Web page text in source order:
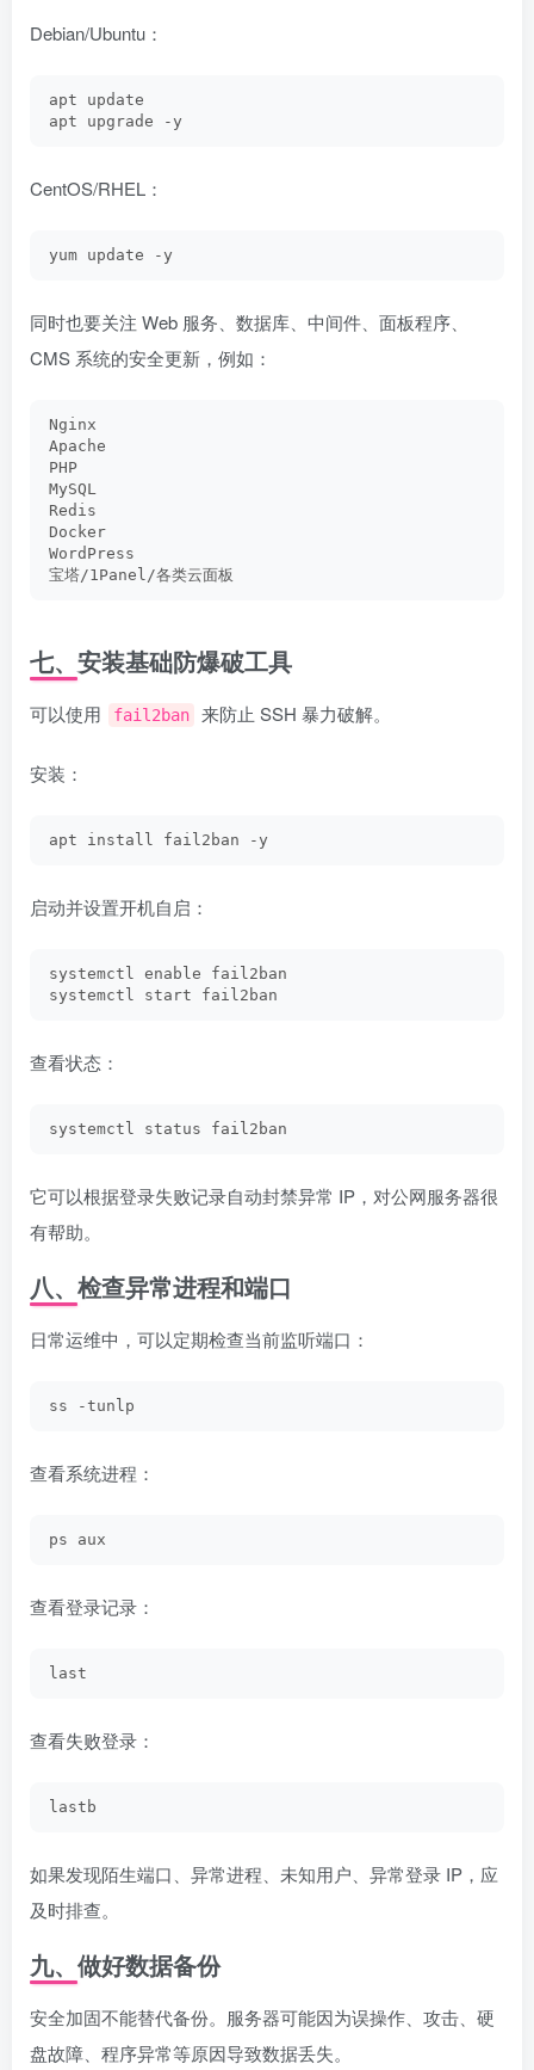
Debian/Ubuntu：
apt update
apt upgrade -y
CentOS/RHEL：
yum update -y
同时也要关注 Web 服务、数据库、中间件、面板程序、
CMS 系统的安全更新，例如：
Nginx
Apache
PHP
MySQL
Redis
Docker
WordPress
宝塔/1Panel/各类云面板
七、安装基础防爆破工具
可以使用 fail2ban 来防止 SSH 暴力破解。
安装：
apt install fail2ban -y
启动并设置开机自启：
systemctl enable fail2ban
systemctl start fail2ban
查看状态：
systemctl status fail2ban
它可以根据登录失败记录自动封禁异常 IP，对公网服务器很
有帮助。
八、检查异常进程和端口
日常运维中，可以定期检查当前监听端口：
ss -tunlp
查看系统进程：
ps aux
查看登录记录：
last
查看失败登录：
lastb
如果发现陌生端口、异常进程、未知用户、异常登录 IP，应
及时排查。
九、做好数据备份
安全加固不能替代备份。服务器可能因为误操作、攻击、硬
盘故障、程序异常等原因导致数据丢失。